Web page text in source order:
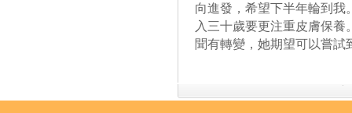
向進發，希望下半年輪到我
入三十歲要更注重皮膚保
聞有轉變，她期望可以嘗